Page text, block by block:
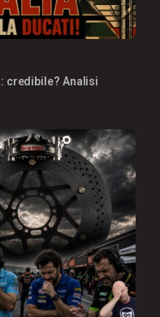
credibile? Analisi